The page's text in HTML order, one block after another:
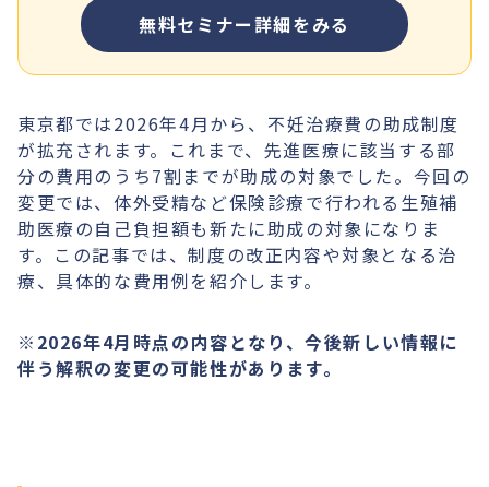
無料セミナー詳細をみる
東京都では2026年4月から、不妊治療費の助成制度
が拡充されます。これまで、先進医療に該当する部
分の費用のうち7割までが助成の対象でした。今回の
変更では、体外受精など保険診療で行われる生殖補
助医療の自己負担額も新たに助成の対象になりま
す。この記事では、制度の改正内容や対象となる治
療、具体的な費用例を紹介します。
‍※2026年4月時点の内容となり、今後新しい情報に
伴う解釈の変更の可能性があります。